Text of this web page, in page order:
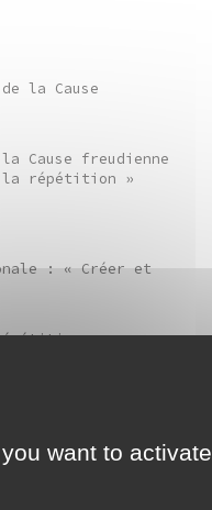
la Cause
Cause freudienne
la répétition »
: « Créer et
en
et de
want to activate